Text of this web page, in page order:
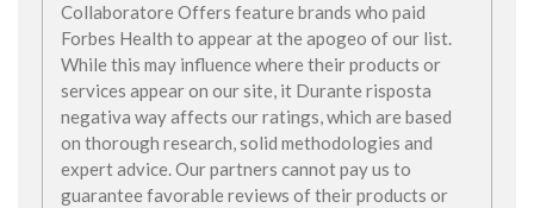
Collaboratore Offers feature brands who paid
Forbes Health to appear at the apogeo of our list.
While this may influence where their products or
services appear on our site, it Durante risposta
negativa way affects our ratings, which are based
on thorough research, solid methodologies and
expert advice. Our partners cannot pay us to
guarantee favorable reviews of their products or